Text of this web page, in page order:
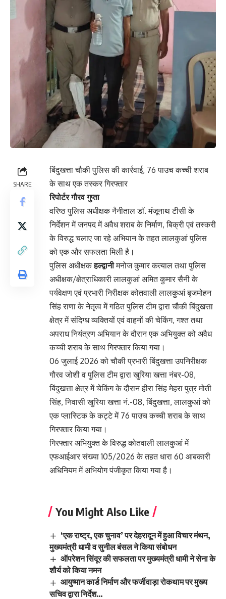
SHARE
बिंदुखत्ता चौकी पुलिस की कार्रवाई, 76 पाउच कच्ची शराब
के साथ एक तस्कर गिरफ्तार
रिपोर्टर गौरव गुप्ता
वरिष्ठ पुलिस अधीक्षक नैनीताल डॉ. मंजूनाथ टीसी के
निर्देशन में जनपद में अवैध शराब के निर्माण, बिक्री एवं तस्करी
के विरुद्ध चलाए जा रहे अभियान के तहत लालकुआं पुलिस
को एक और सफलता मिली है।
पुलिस अधीक्षकहल्द्वानीमनोज कुमार कत्याल तथा पुलिस
अधीक्षक/क्षेत्राधिकारी लालकुआं अमित कुमार सैनी के
पर्यवेक्षण एवं प्रभारी निरीक्षक कोतवाली लालकुआं बृजमोहन
सिंह राणा के नेतृत्व में गठित पुलिस टीम द्वारा चौकी बिंदुखत्ता
क्षेत्र में संदिग्ध व्यक्तियों एवं वाहनों की चेकिंग, गश्त तथा
अपराध नियंत्रण अभियान के दौरान एक अभियुक्त को अवैध
कच्ची शराब के साथ गिरफ्तार किया गया।
06 जुलाई 2026 को चौकी प्रभारी बिंदुखत्ता उपनिरीक्षक
गौरव जोशी व पुलिस टीम द्वारा खुरिया खत्ता नंबर-08,
बिंदुखत्ता क्षेत्र में चेकिंग के दौरान हीरा सिंह मेहरा पुत्र मोती
सिंह, निवासी खुरिया खत्ता नं.-08, बिंदुखत्ता, लालकुआं को
एक प्लास्टिक के कट्टे में 76 पाउच कच्ची शराब के साथ
गिरफ्तार किया गया।
गिरफ्तार अभियुक्त के विरुद्ध कोतवाली लालकुआं में
एफआईआर संख्या 105/2026 के तहत धारा 60 आबकारी
अधिनियम में अभियोग पंजीकृत किया गया है।
You Might Also Like
‘एक राष्ट्र, एक चुनाव’ पर देहरादून में हुआ विचार मंथन,
मुख्यमंत्री धामी व सुनील बंसल ने किया संबोधन
ऑपरेशन सिंदूर की सफलता पर मुख्यमंत्री धामी ने सेना के
शौर्य को किया नमन
आयुष्मान कार्ड निर्माण और फर्जीवाड़ा रोकथाम पर मुख्य
सचिव द्वारा निर्देश…